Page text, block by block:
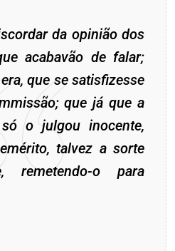
da opinião dos
acabavão de falar;
que se satisfizesse
que já que a
o julgou inocente,
talvez a sorte
remetendo-o para